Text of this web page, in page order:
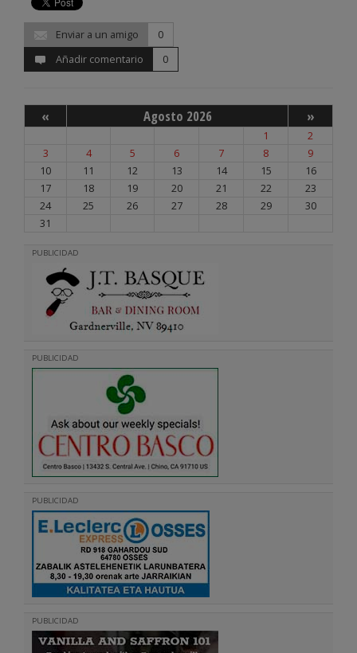
Enviar a un amigo
0
Añadir comentario
0
« Agosto 2026 »
1
2
3
4 5 6 7 8
9
10
11 12 13 14 15
16
17
18 19 20 21 22
23
24
25 26 27 28 29
30
31
PUBLICIDAD
PUBLICIDAD
PUBLICIDAD
PUBLICIDAD